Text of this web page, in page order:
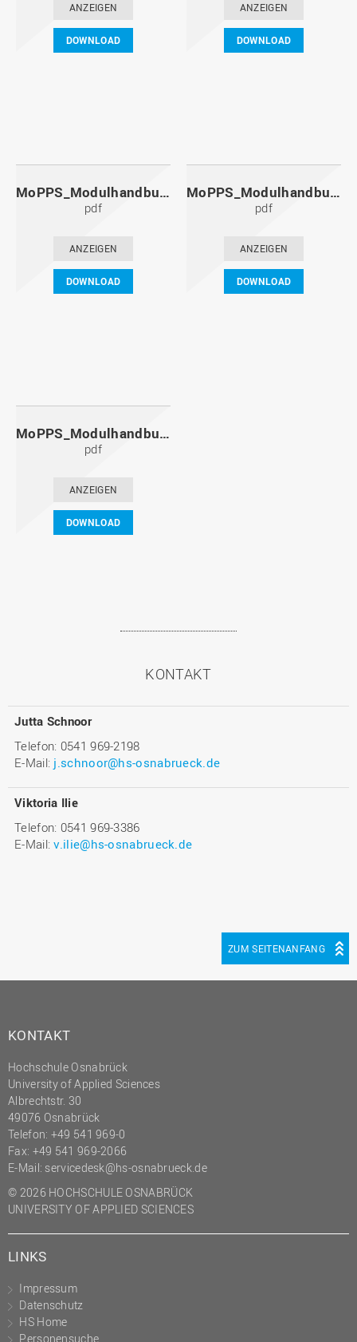
ANZEIGEN
DOWNLOAD
ANZEIGEN
DOWNLOAD
MoPPS_Modulhandbuch_20101201.pdf
pdf
ANZEIGEN
DOWNLOAD
MoPPS_Modulhandbuch_20100601.pdf
pdf
ANZEIGEN
DOWNLOAD
MoPPS_Modulhandbuch_20091201.pdf
pdf
ANZEIGEN
DOWNLOAD
KONTAKT
Jutta Schnoor
Telefon: 0541 969-2198
E-Mail: j.schnoor@hs-osnabrueck.de
Viktoria Ilie
Telefon: 0541 969-3386
E-Mail:v.ilie@hs-osnabrueck.de
ZUM SEITENANFANG
KONTAKT
Hochschule Osnabrück
University of Applied Sciences
Albrechtstr. 30
49076 Osnabrück
Telefon: +49 541 969-0
Fax: +49 541 969-2066
E-Mail: servicedesk@hs-osnabrueck.de
© 2026 HOCHSCHULE OSNABRÜCK
UNIVERSITY OF APPLIED SCIENCES
LINKS
Impressum
Datenschutz
HS Home
Personensuche